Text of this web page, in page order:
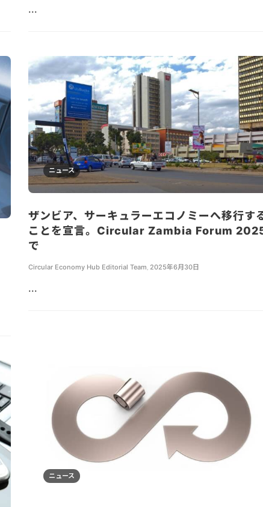
...
ニュース
ザンビア、サーキュラーエコノミーへ移行す
ことを宣言。Circular Zambia Forum
で
Circular Economy Hub Editorial Team 2025年6月30日
...
ニュース